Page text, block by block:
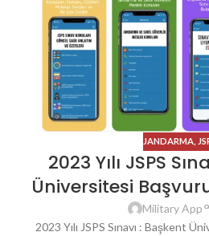
JANDARMA
2023 Yılı JSPS
Üniversitesi
Military App
2023 Yılı JSPS Sınavı : Başkent